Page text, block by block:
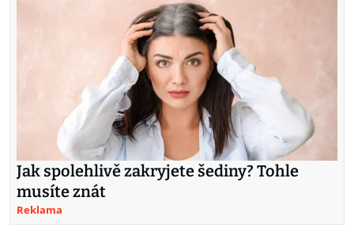
Jak spolehlivě zakryjete šediny? Tohle
musíte znát
Reklama